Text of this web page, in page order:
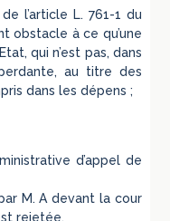
l’article L. 761-1 du
obstacle à ce qu’une
qui n’est pas, dans
au titre des
dans les dépens ;
d’appel de
M. A devant la cour
rejetée.